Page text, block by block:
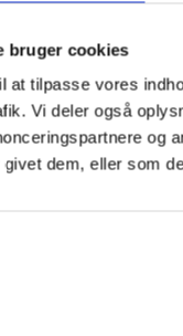
bruger cookies
at tilpasse vores
Vi deler også
og
dem, eller som
et lille rum, hvor du